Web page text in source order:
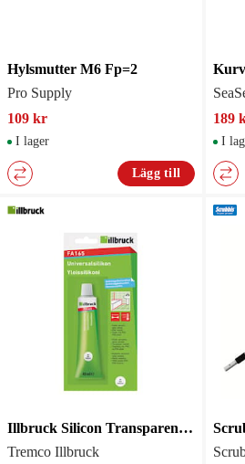
Hylsmutter M6 Fp=2
Pro Supply
109 kr
I lager
Lägg till
189
I
Illbruck Silicon Transparent 40 ml
Tremco Illbruck